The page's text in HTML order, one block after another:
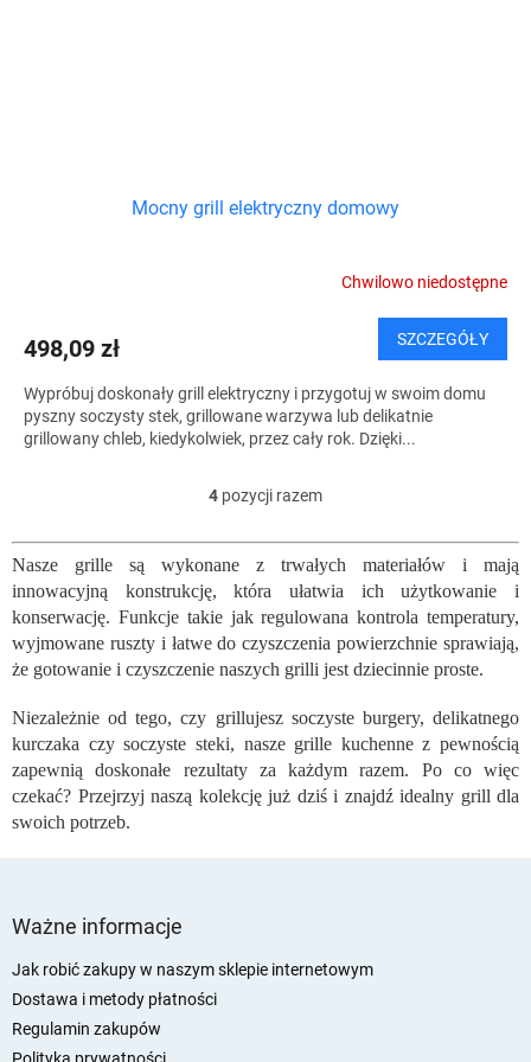
Mocny grill elektryczny domowy
Chwilowo niedostępne
498,09 zł SZCZEGÓŁY
Wypróbuj doskonały grill elektryczny i przygotuj w swoim domu
pyszny soczysty stek, grillowane warzywa lub delikatnie
grillowany chleb, kiedykolwiek, przez cały rok. Dzięki...
K
n
t
r
o
l
k
i
s
t
y
4 pozycji razem
Nasze grille są wykonane z trwałych materiałów i mają
innowacyjną konstrukcję, która ułatwia ich użytkowanie i
konserwację. Funkcje takie jak regulowana kontrola temperatury,
wyjmowane ruszty i łatwe do czyszczenia powierzchnie sprawiają,
że gotowanie i czyszczenie naszych grilli jest dziecinnie proste.
Niezależnie od tego, czy grillujesz soczyste burgery, delikatnego
kurczaka czy soczyste steki, nasze grille kuchenne z pewnością
zapewnią doskonałe rezultaty za każdym razem. Po co więc
czekać? Przejrzyj naszą kolekcję już dziś i znajdź idealny grill dla
swoich potrzeb.
Ważne informacje
Jak robić zakupy w naszym sklepie internetowym
Dostawa i metody płatności
Regulamin zakupów